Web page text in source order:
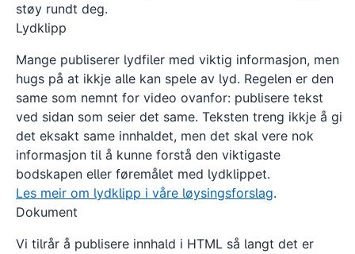
støy rundt deg.
Lydklipp
Mange publiserer lydfiler med viktig informasjon, men
hugs på at ikkje alle kan spele av lyd. Regelen er den
same som nemnt for video ovanfor: publisere tekst
ved sidan som seier det same. Teksten treng ikkje å gi
det eksakt same innhaldet, men det skal vere nok
informasjon til å kunne forstå den viktigaste
bodskapen eller føremålet med lydklippet.
Les meir om lydklipp i våre løysingsforslag.
Dokument
Vi tilrår å publisere innhald i HTML så langt det er